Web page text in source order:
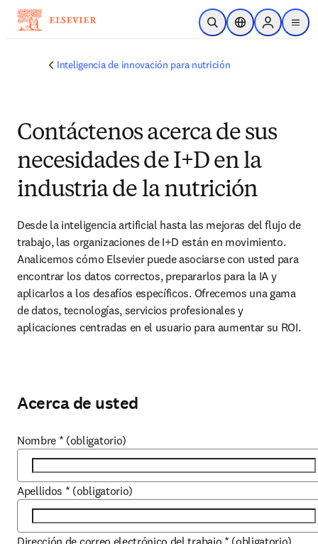
Saltar al contenido principal
Abrir búsqueda
Selector deSign in to
menu
Inteligencia de innovación para nutrición
Contáctenos acerca de sus
necesidades de I+D en la
industria de la nutrición
Desde la inteligencia artificial hasta las mejoras del flujo de
trabajo, las organizaciones de I+D están en movimiento.
Analicemos cómo Elsevier puede asociarse con usted para
encontrar los datos correctos, prepararlos para la IA y
aplicarlos a los desafíos específicos. Ofrecemos una gama
de datos, tecnologías, servicios profesionales y
aplicaciones centradas en el usuario para aumentar su ROI.
Acerca de usted
Nombre * (obligatorio)
Apellidos * (obligatorio)
Dirección de correo electrónico del trabajo * (obligatorio)